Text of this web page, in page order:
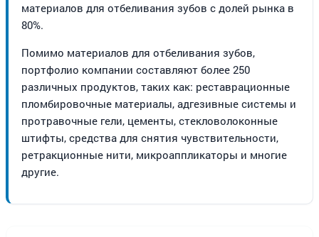
материалов для отбеливания зубов с долей рынка в
80%.
Помимо материалов для отбеливания зубов,
портфолио компании составляют более 250
различных продуктов, таких как: реставрационные
пломбировочные материалы, адгезивные системы и
протравочные гели, цементы, стекловолоконные
штифты, средства для снятия чувствительности,
ретракционные нити, микроаппликаторы и многие
другие.